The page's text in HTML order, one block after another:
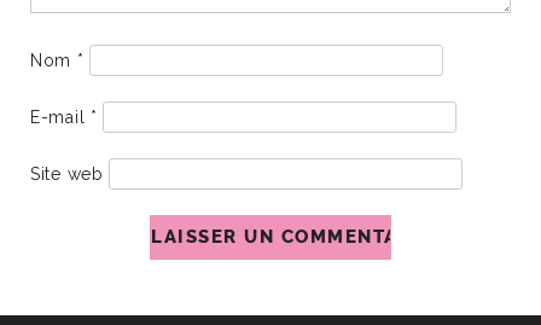
Nom *
E-mail *
Site web